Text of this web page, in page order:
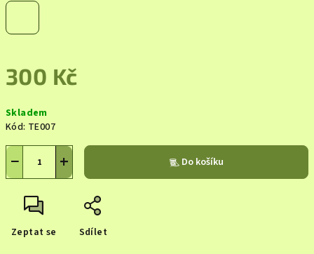
300 Kč
cena:
Skladem
Kód: TE007
+
− Do košíku
Zeptat se Sdílet